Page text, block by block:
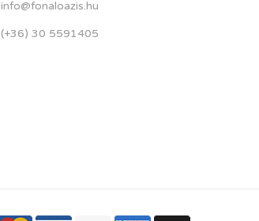
info@fonaloazis.hu
(+36) 30 5591405